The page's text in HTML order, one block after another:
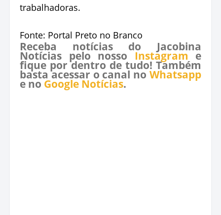
trabalhadoras.
Fonte: Portal Preto no Branco
Receba notícias do Jacobina
Notícias pelo nosso Instagram e
fique por dentro de tudo! Também
basta acessar o canal no Whatsapp
e no Google Notícias.